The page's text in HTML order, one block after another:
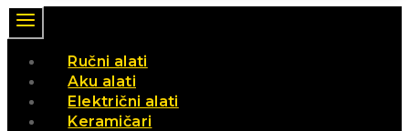
Ručni alati
Aku alati
Električni alati
Keramičari